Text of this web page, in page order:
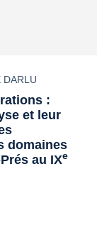
DARLU
:
et leur
domaines
au IXe